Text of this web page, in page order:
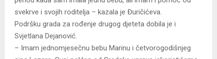
svekrve i svojih roditelja – kazala je Đuričićeva.
Podršku grada za rođenje drugog djeteta dobila je i
Svjetlana Dejanović.
– Imam jednomjesečnu bebu Marinu i četvorogodišnjeg